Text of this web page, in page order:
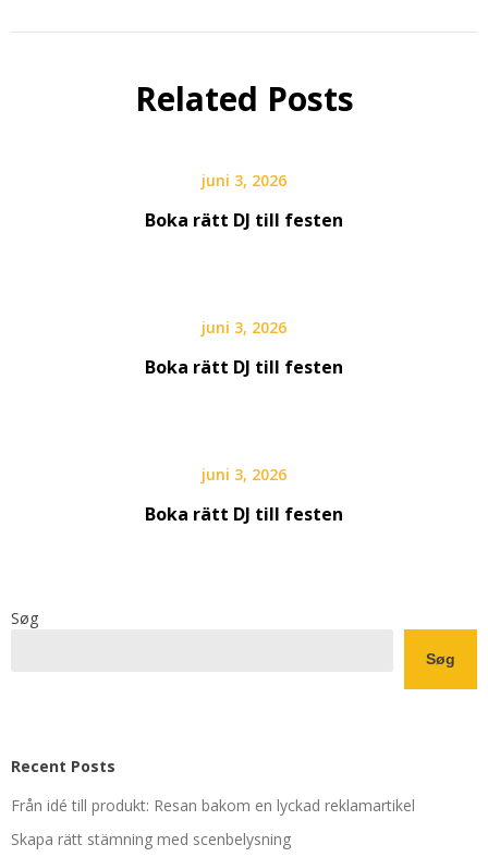
Related Posts
juni 3, 2026
Boka rätt DJ till festen
juni 3, 2026
Boka rätt DJ till festen
juni 3, 2026
Boka rätt DJ till festen
Søg
Søg
Recent Posts
Från idé till produkt: Resan bakom en lyckad reklamartikel
Skapa rätt stämning med scenbelysning